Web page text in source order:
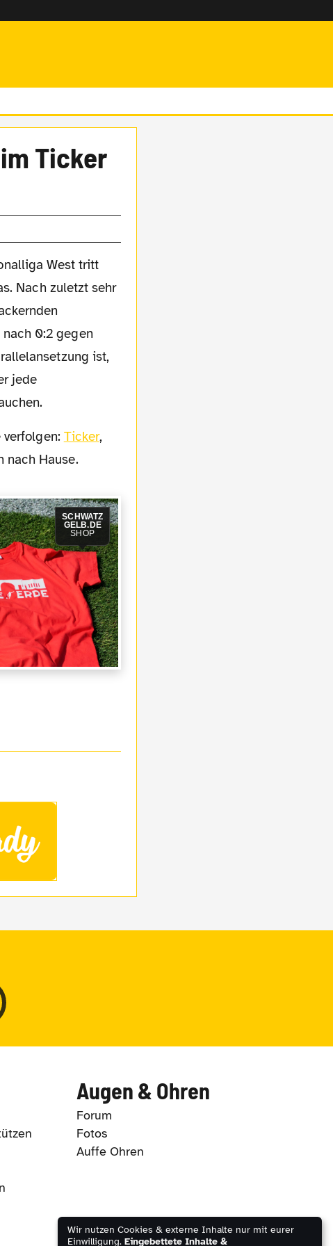
Ticker
West tritt
Nach zuletzt sehr
0:2 gegen
ist,
jede
verfolgen: Ticker,
nach Hause.
SCHWATZ
GELB.DE
SHOP
Augen & Ohren
Forum
Fotos
Auffe Ohren
Wir nutzen Cookies & externe Inhalte nur mit eurer
Einwilligung. Eingebettete Inhalte &